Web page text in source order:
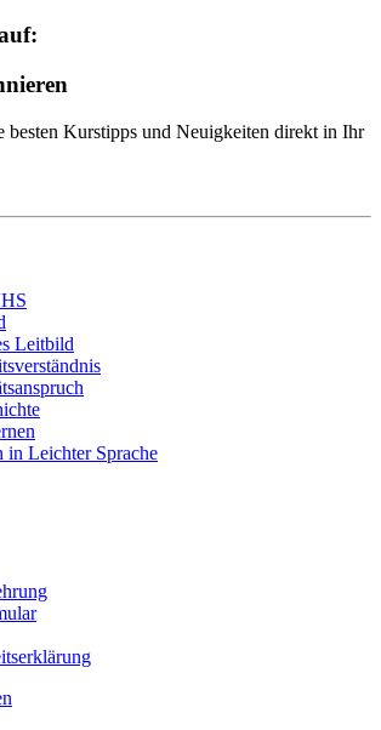
besten Kurstipps und Neuigkeiten direkt in Ihr
Leitbild
in Leichter Sprache